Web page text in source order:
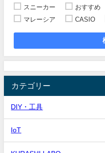
スニーカー
おすすめ
マレーシア
CASIO
カテゴリー
DIY・工具
IoT